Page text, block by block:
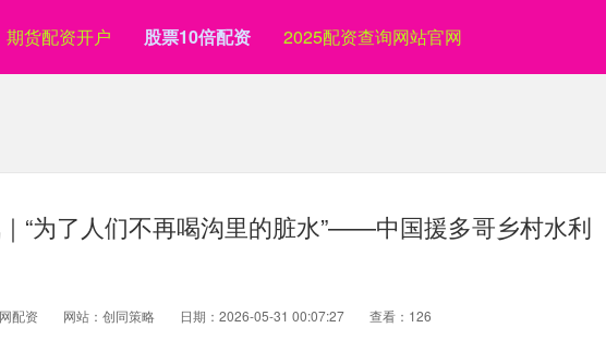
期货配资开户 股票10倍配资 2025配资查询网站官网
“为了人们不再喝沟里的脏水”——中国援多哥乡村水利
配资 网站：创同策略 日期：2026-05-31 00:07:27 查看：126